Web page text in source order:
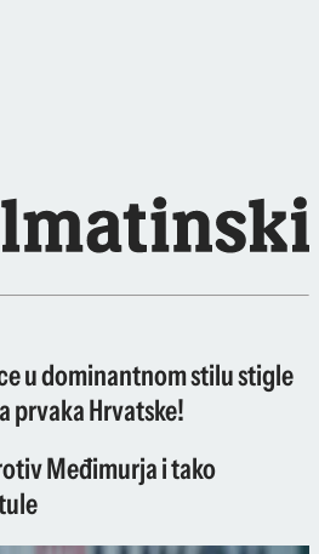
u dominantnom stilu stigle
prvaka Hrvatske!
Međimurja i tako